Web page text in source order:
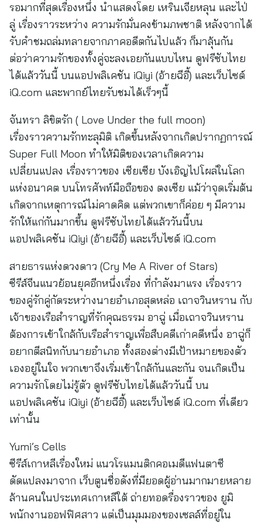
รอมากที่สุดเรื่องหนึ่ง นำแสดงโดย เหรินเจียหลุน และไป่
ลู่ เรื่องราวระหว่าง ความรักมั่นคงข้ามภพชาติ หลังจากได้
รับคำชมถล่มทลายจากภาคอดีตกันไปแล้ว ก็มาลุ้นกัน
ต่อว่าความรักของทั้งคู่จะลงเอยกันแบบไหน ดูฟรีซับไทย
ได้แล้ววันนี้ บนแอปพลิเคชัน iQiyi (อ้ายฉีอี้) และเว็บไซต์
iQ.com และพากย์ไทยรับชมได้เร็วๆนี้
จันทรา ลิขิตรัก ( Love Under the full moon)
เรื่องราวความรักทะลุมิติ เกิดขึ้นหลังจากเกิดปรากฏการณ์
Super Full Moon ทำให้มิติของเวลาเกิดความ
เปลี่ยนแปลง เรื่องราวของ เซียเซีย บังเอิญไปโผล่ในโลก
แห่งอนาคต บนโทรศัพท์มือถือของ ตงเซีย แม้ว่าจุดเริ่มต้น
เกิดจากเหตุการณ์ไม่คาดคิด แต่พวกเขาก็ค่อย ๆ มีความ
รักให้แก่กันมากขึ้น ดูฟรีซับไทยได้แล้ววันนี้บน
แอปพลิเคชัน iQiyi (อ้ายฉีอี้) และเว็บไซต์ iQ.com
สายธารแห่งดวงดาว (Cry Me A River of Stars)
ซีรีส์จีนแนวย้อนยุคอีกหนึ่งเรื่อง ที่กำลังมาแรง เรื่องราว
ของคู่รักคู่กัดระหว่างนายอำเภอสุดหล่อ เถาจวินหราน กับ
เจ้าของเรือสำราญที่รักคุณธรรม อาฉู่ เมื่อเถาจวินหราน
ต้องการเข้าใกล้กับเรือสำราญเพื่อสืบคดีเก่าคดีหนึ่ง อาฉู่ก็
อยากตีสนิทกับนายอำเภอ ทั้งสองต่างมีเป้าหมายของตัว
เองอยู่ในใจ พวกเขาจึงเริ่มเข้าใกล้กันและกัน จนเกิดเป็น
ความรักโดยไม่รู้ตัว ดูฟรีซับไทยได้แล้ววันนี้ บน
แอปพลิเคชัน iQiyi (อ้ายฉีอี้) และเว็บไซต์ iQ.com ที่เดียว
เท่านั้น
Yumi’s Cells
ซีรีส์เกาหลีเรื่องใหม่ แนวโรแมนติกคอเมดีแฟนตาซี
ดัดแปลงมาจาก เว็บตูนชื่อดังที่มียอดผู้อ่านมากมายหลาย
ล้านคนในประเทศเกาหลีใต้ ถ่ายทอดรื่องราวของ ยูมิ
พนักงานออฟฟิศสาว แต่เป็นมุมมองของเซลล์ที่อยู่ใน